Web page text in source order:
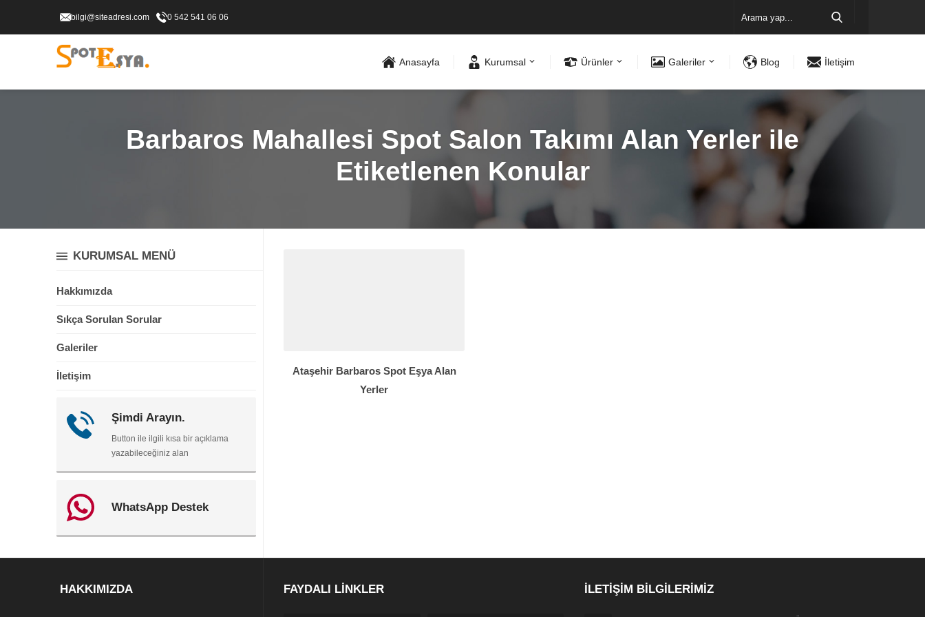
bilgi@siteadresi.com 0 542 541 06 06
Anasayfa Kurumsal Ürünler Galeriler Blog İletişim
Barbaros Mahallesi Spot Salon Takımı Alan Yerler ile
Etiketlenen Konular
Ataşehir Barbaros Spot Eşya Alan
Yerler
KURUMSAL MENÜ
Hakkımızda
Sıkça Sorulan Sorular
Galeriler
İletişim
Şimdi Arayın.
Button ile ilgili kısa bir açıklama
yazabileceğiniz alan
WhatsApp Destek
HAKKIMIZDA FAYDALI LİNKLER İLETİŞİM BİLGİLERİMİZ